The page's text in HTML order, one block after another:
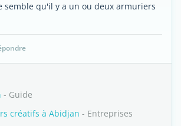
semble qu'il y a un ou deux armuriers
- Guide
créatifs à Abidjan - Entreprises